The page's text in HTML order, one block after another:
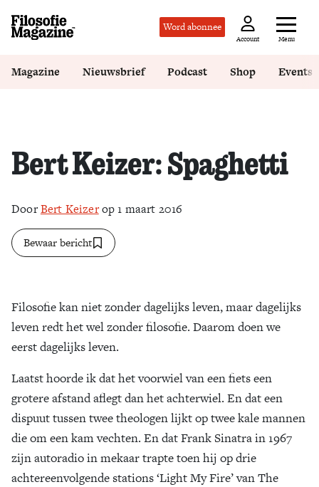
Word abonnee
Account Menu
Magazine Nieuwsbrief Podcast Shop Events
Bert Keizer: Spaghetti
DoorBert Keizerop 1 maart 2016
Bewaar bericht
Filosofie kan niet zonder dagelijks leven, maar dagelijks
leven redt het wel zonder filosofie. Daarom doen we
eerst dagelijks leven.
Laatst hoorde ik dat het voorwiel van een fiets een
grotere afstand aflegt dan het achterwiel. En dat een
dispuut tussen twee theologen lijkt op twee kale mannen
die om een kam vechten. En dat Frank Sinatra in 1967
zijn autoradio in mekaar trapte toen hij op drie
achtereenvolgende stations ‘Light My Fire’ van The